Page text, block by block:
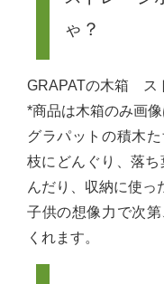
ゃ？
GRAPATの木箱 ス
*商品は木箱のみ画
グラパットの積木
枝にどんぐり、落
んだり、収納に使っ
子供の想像力で次
くれます。